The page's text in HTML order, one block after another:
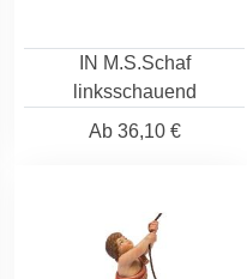
IN M.S.Schaf
linksschauend
Ab36,10 €